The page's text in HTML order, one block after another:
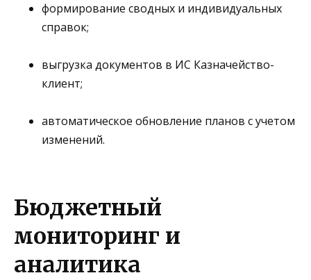
формирование сводных и индивидуальных
справок;
выгрузка документов в ИС Казначейство-
клиент;
автоматическое обновление планов с учетом
изменений.
Бюджетный
мониторинг и
аналитика